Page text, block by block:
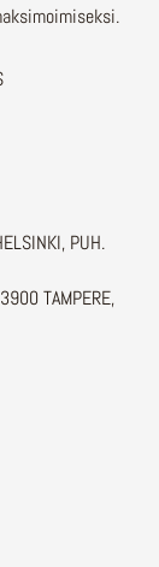
PUH.
TAMPERE,